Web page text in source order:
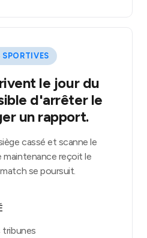
SPORTIVES
le jour du
d'arrêter le
un rapport.
cassé et scanne le
maintenance reçoit le
se poursuit.
tribunes